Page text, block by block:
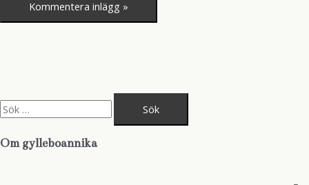
S
ö
k
fOm gylleboannika